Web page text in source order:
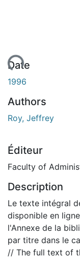
Date
1996
Authors
Roy, Jeffrey
Éditeur
Faculty of
Description
Le texte intégral
disponible en
l'Annexe de la
par titre dans le
// The full text of